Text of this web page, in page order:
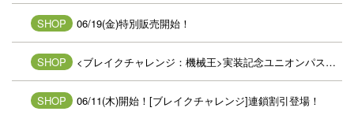
SHOP 06/19(金)特別販売開始！
SHOP <ブレイクチャレンジ：機械王>実装記念ユニオンパス登場！
SHOP 06/11(木)開始！[ブレイクチャレンジ]連鎖割引登場！